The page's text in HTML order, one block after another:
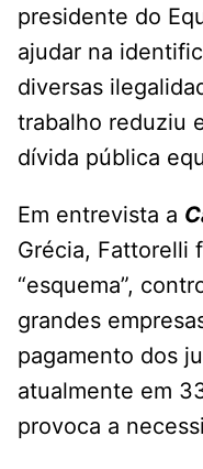
presidente do
ajudar na
diversas
trabalho reduziu
dívida pública
Em entrevista a
Grécia, Fattorelli
“esquema”,
grandes
pagamento dos
atualmente em
provoca a